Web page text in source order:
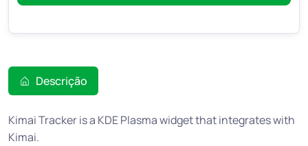
Descrição
Kimai Tracker is a KDE Plasma widget that integrates with
Kimai.